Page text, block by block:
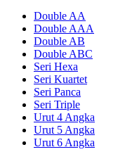
Double AA
Double AAA
Double AB
Double ABC
Seri Hexa
Seri Kuartet
Seri Panca
Seri Triple
Urut 4 Angka
Urut 5 Angka
Urut 6 Angka